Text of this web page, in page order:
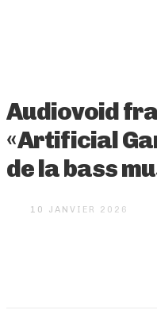
Audiovoid
« Artificial
de la bass
10 JANVIER 2026